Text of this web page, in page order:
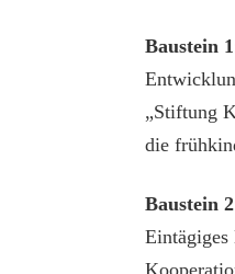
Baustein 1
„Stiftung
die
Baustein 2